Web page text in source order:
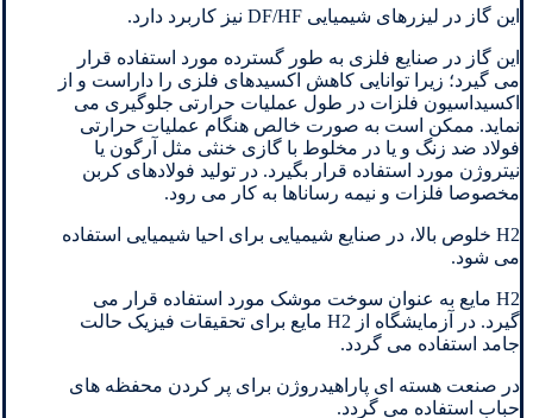
این گاز در لیزرهای شیمیایی DF/HF نیز کاربرد دارد.
این گاز در صنایع فلزی به طور گسترده مورد استفاده قرار
می گیرد؛ زیرا توانایی کاهش اکسیدهای فلزی را داراست و از
اکسیداسیون فلزات در طول عملیات حرارتی جلوگیری می
نماید. ممکن است به صورت خالص هنگام عملیات حرارتی
فولاد ضد زنگ و یا در مخلوط با گازی خنثی مثل آرگون یا
نیتروژن مورد استفاده قرار بگیرد. در تولید فولادهای کربن
مخصوصا فلزات و نیمه رساناها به کار می رود.
H2 خلوص بالا، در صنایع شیمیایی برای احیا شیمیایی استفاده
می شود.
H2 مایع به عنوان سوخت موشک مورد استفاده قرار می
گیرد. در آزمایشگاه از H2 مایع برای تحقیقات فیزیک حالت
جامد استفاده می گردد.
در صنعت هسته ای پاراهیدروژن برای پر کردن محفظه های
حباب استفاده می گردد.